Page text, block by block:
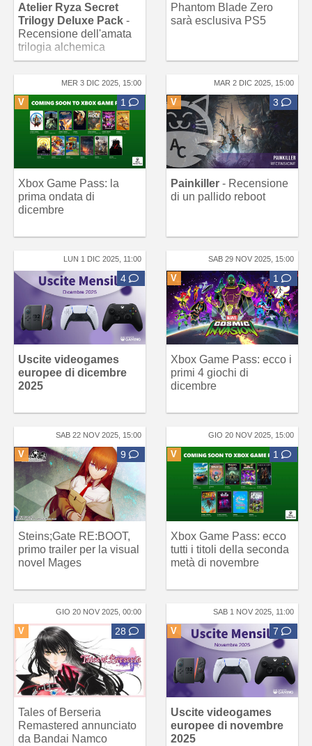
Atelier Ryza Secret
Trilogy Deluxe Pack -
Recensione dell'amata
trilogia alchemica
Phantom Blade Zero
sarà esclusiva PS5
MER 3 DIC 2025, 15:00
V 1
Xbox Game Pass: la
prima ondata di
dicembre
MAR 2 DIC 2025, 15:00
V 3
Painkiller - Recensione
di un pallido reboot
LUN 1 DIC 2025, 11:00
4
Uscite videogames
europee di dicembre
2025
SAB 29 NOV 2025, 15:00
V 1
Xbox Game Pass: ecco i
primi 4 giochi di
dicembre
SAB 22 NOV 2025, 15:00
V 9
Steins;Gate RE:BOOT,
primo trailer per la visual
novel Mages
GIO 20 NOV 2025, 15:00
V 1
Xbox Game Pass: ecco
tutti i titoli della seconda
metà di novembre
GIO 20 NOV 2025, 00:00
V 28
Tales of Berseria
Remastered annunciato
da Bandai Namco
SAB 1 NOV 2025, 11:00
V 7
Uscite videogames
europee di novembre
2025